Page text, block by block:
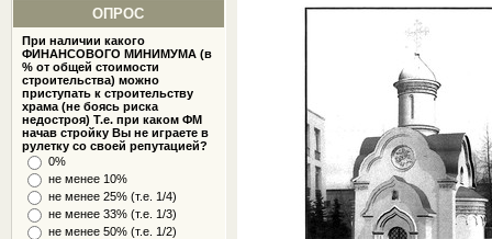
ОПРОС
При наличии какого
ФИНАНСОВОГО МИНИМУМА (в
% от общей стоимости
строительства) можно
приступать к строительству
храма (не боясь риска
недостроя) Т.е. при каком ФМ
начав стройку Вы не играете в
рулетку со своей репутацией?
0%
не менее 10%
не менее 25% (т.е. 1/4)
не менее 33% (т.е. 1/3)
не менее 50% (т.е. 1/2)